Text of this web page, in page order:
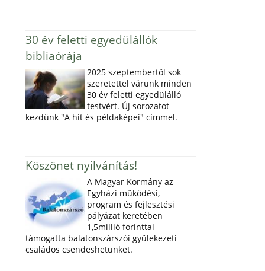
30 év feletti egyedülállók
bibliaórája
2025 szeptembertől sok
szeretettel várunk minden
30 év feletti egyedülálló
testvért. Új sorozatot
kezdünk "A hit és példaképei" címmel.
Köszönet nyilvánítás!
A Magyar Kormány az
Egyházi működési,
program és fejlesztési
pályázat keretében
1,5millió forinttal
támogatta balatonszárszói gyülekezeti
családos csendeshetünket.